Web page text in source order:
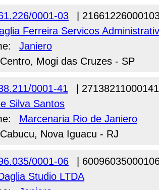
0001-03
|
Ferreira Servicos
Janiero
Mogi das Cruzes - SP
0001-41
|
Silva Santos
Marcenaria Rio de Janiero
Nova Iguacu - RJ
0001-06
|
Studio LTDA